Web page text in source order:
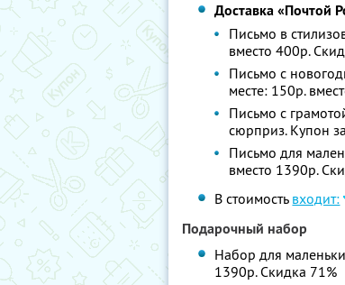
Доставка «Почтой
Письмо в
вместо 400р.
Письмо с
месте: 150р.
Письмо с
сюрприз. Купон
Письмо для
вместо 1390р.
В стоимость входит:
Подарочный набор
Набор для
1390р. Скидка 71%